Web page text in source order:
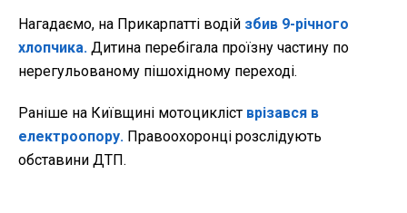
Нагадаємо, на Прикарпатті водій збив 9-річного
хлопчика. Дитина перебігала проїзну частину по
нерегульованому пішохідному переході.
Раніше на Київщині мотоцикліст врізався в
електроопору. Правоохоронці розслідують
обставини ДТП.